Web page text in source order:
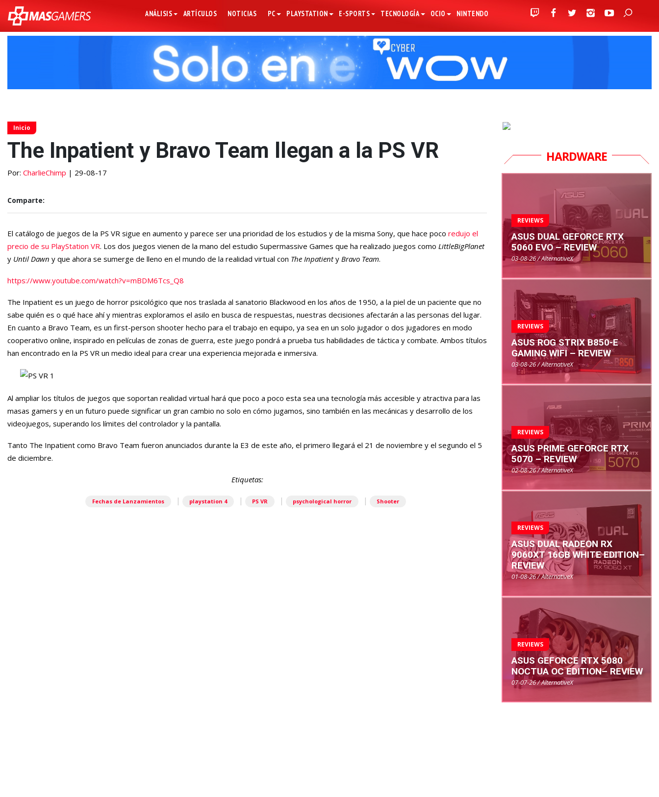
ANÁLISIS ARTÍCULOS NOTICIAS PC PLAYSTATION E-SPORTS TECNOLOGÍA OCIO NINTENDO
Inicio
The Inpatient y Bravo Team llegan a la PS VR
Por: CharlieChimp | 29-08-17
Comparte:
El catálogo de juegos de la PS VR sigue en aumento y parece ser una prioridad de los estudios y de la misma Sony, que hace poco redujo el
precio de su PlayStation VR. Los dos juegos vienen de la mano del estudio Supermassive Games que ha realizado juegos como LittleBigPlanet
y Until Dawn y que ahora se sumerge de lleno en el mundo de la realidad virtual con The Inpatienty Bravo Team.
https://www.youtube.com/watch?v=mBDM6Tcs_Q8
The Inpatient es un juego de horror psicológico que nos traslada al sanatorio Blackwood en los años de 1950, a la piel de un paciente que no
sabe quién es o qué hace ahí y mientras exploramos el asilo en busca de respuestas, nuestras decisiones afectarán a las personas del lugar.
En cuanto a Bravo Team, es un first-person shooter hecho para el trabajo en equipo, ya sea en un solo jugador o dos jugadores en modo
cooperativo online, inspirado en películas de zonas de guerra, este juego pondrá a prueba tus habilidades de táctica y combate. Ambos títulos
han encontrado en la PS VR un medio ideal para crear una experiencia mejorada e inmersiva.
Al ampliar los títulos de juegos que soportan realidad virtual hará que poco a poco esta sea una tecnología más accesible y atractiva para las
masas gamers y en un futuro puede significar un gran cambio no solo en cómo jugamos, sino también en las mecánicas y desarrollo de los
videojuegos, superando los límites del controlador y la pantalla.
Tanto The Inpatient como Bravo Team fueron anunciados durante la E3 de este año, el primero llegará el 21 de noviembre y el segundo el 5
de diciembre.
Etiquetas:
Fechas de Lanzamientos | playstation 4 | PS VR | psychological horror | Shooter
HARDWARE
REVIEWS
ASUS DUAL GEFORCE RTX
5060 EVO – REVIEW
03-08-26 / AlternativeX
REVIEWS
ASUS ROG STRIX B850-E
GAMING WIFI – REVIEW
03-08-26 / AlternativeX
REVIEWS
ASUS PRIME GEFORCE RTX
5070 – REVIEW
02-08-26 / AlternativeX
REVIEWS
ASUS DUAL RADEON RX
9060XT 16GB WHITE EDITION–
REVIEW
01-08-26 / AlternativeX
REVIEWS
ASUS GEFORCE RTX 5080
NOCTUA OC EDITION– REVIEW
07-07-26 / AlternativeX